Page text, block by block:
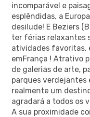
incomparável e
esplêndidas, a
desilude! E Beziers
ter férias relaxantes
atividades favoritas,
emFrança ! Atrativo
de galerias de arte,
parques verdejantes
realmente um
agradará a todos os
A sua proximidade